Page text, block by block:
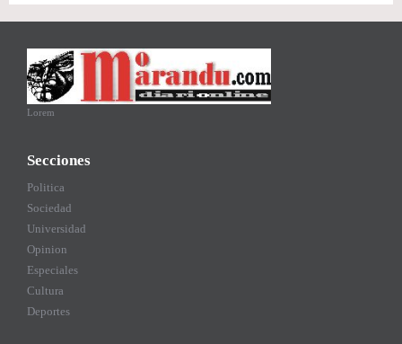
Lorem
Secciones
Politica
Sociedad
Universidad
Opinion
Especiales
Cultura
Deportes